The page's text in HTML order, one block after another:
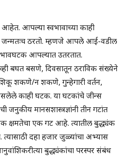
आपल्या स्वभावाच्या काही
जन्मतःच ठरतो. म्हणजे आपले आई-वडील
आपल्यात उतरतात.
बघत बसणे, दिवसातून ठराविक संख्येने
शकणे/न शकणे, गुन्हेगारी वर्तन,
काही घटक. या घटकांचे जीन्स
जनुकीय मानसशास्त्रज्ञांनी तीन गटांत
क्षमतेचा एक गट आहे. त्यातील बुद्ध्यंक
दहा हजार जुळ्यांचा अभ्यास
बुद्ध्यंकांचा परस्पर संबंध